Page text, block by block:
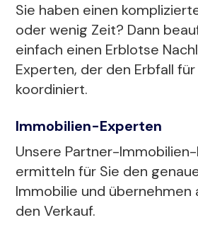
Sie haben einen
oder wenig Zeit? Dann
einfach einen Erblotse
Experten, der den Erbfall für
koordiniert.
Immobilien-Experten
Unsere Partner-
ermitteln für Sie den
Immobilie und übernehmen
den Verkauf.